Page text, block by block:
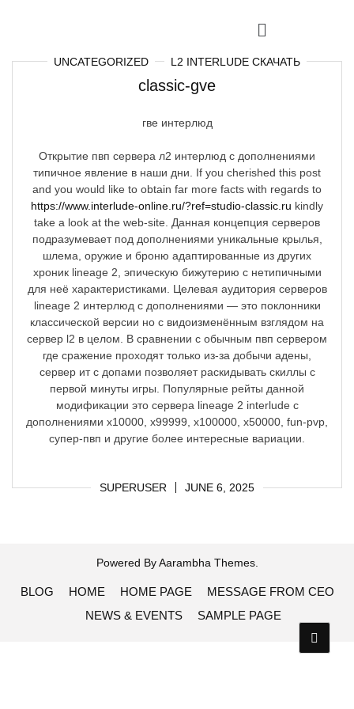
UNCATEGORIZED L2 INTERLUDE СКАЧАТЬ
classic-gve
SUPERUSER JUNE 6, 2025
гве интерлюд
Открытие пвп сервера л2 интерлюд с дополнениями
типичное явление в наши дни. If you cherished this post
and you would like to obtain far more facts with regards to
https://www.interlude-online.ru/?ref=studio-classic.ru kindly
take a look at the web-site. Данная концепция серверов
подразумевает под дополнениями уникальные крылья,
шлема, оружие и броню адаптированные из других
хроник lineage 2, эпическую бижутерию с нетипичными
для неё характеристиками. Целевая аудитория серверов
lineage 2 интерлюд с дополнениями — это поклонники
классической версии но с видоизменённым взглядом на
сервер l2 в целом. В сравнении с обычным пвп сервером
где сражение проходят только из-за добычи адены,
сервер ит с допами позволяет раскидывать скиллы с
первой минуты игры. Популярные рейты данной
модификации это сервера lineage 2 interlude с
дополнениями x10000, x99999, x100000, x50000, fun-pvp,
супер-пвп и другие более интересные вариации.
Powered ByAarambha Themes.
BLOG HOME HOME PAGE
MESSAGE FROM CEO
NEWS & EVENTS
SAMPLE PAGE